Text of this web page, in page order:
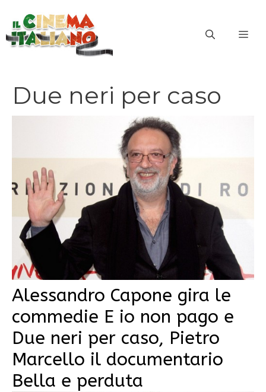
contenuto
Due neri per caso
Alessandro Capone gira le
commedie E io non pago e
Due neri per caso, Pietro
Marcello il documentario
Bella e perduta